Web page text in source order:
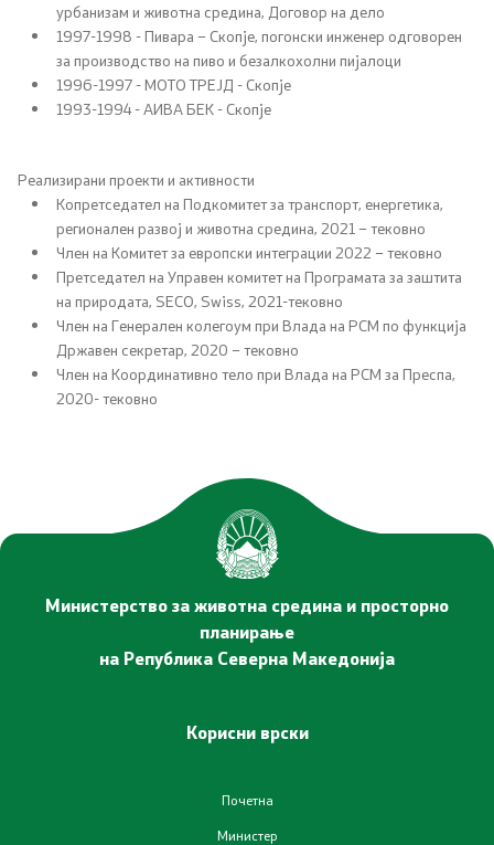
Изјава за пристапност
урбанизам и животна средина, Договор на дело
1997-1998 - Пивара – Скопје, погонски инженер одговорен
за производство на пиво и безалкохолни пијалоци
1996-1997 - МОТО ТРЕЈД - Скопје
1993-1994 - АИВА БЕК - Скопје
Реализирани проекти и активности
Копретседател на Подкомитет за транспорт, енергетика,
регионален развој и животна средина, 2021 – тековно
Член на Комитет за европски интеграции 2022 – тековно
Претседател на Управен комитет на Програмата за заштита
на природата, SECO, Swiss, 2021-тековно
Член на Генерален колегоум при Влада на РСМ по функција
Државен секретар, 2020 – тековно
Член на Координативно тело при Влада на РСМ за Преспа,
2020- тековно
Министерство за животна средина и просторно
планирање
на Република Северна Македонија
Корисни врски
Почетна
Министер